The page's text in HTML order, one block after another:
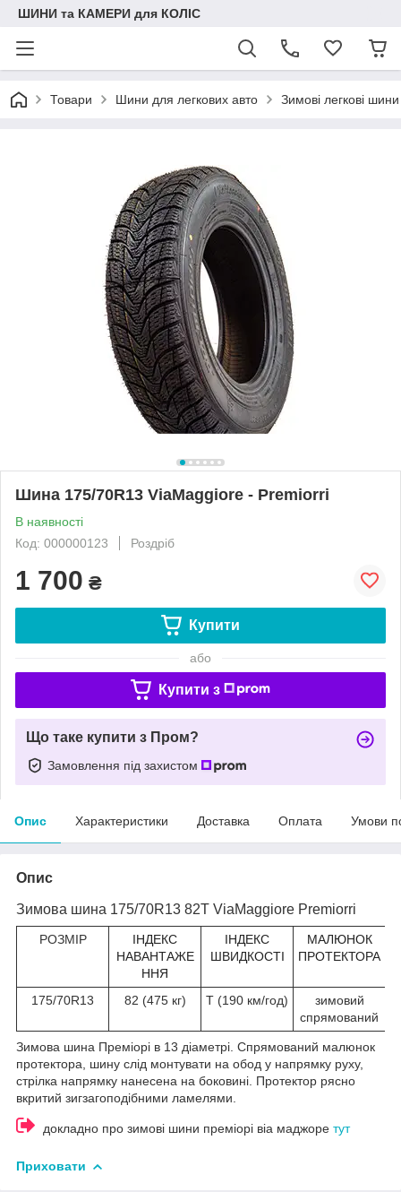
ШИНИ та КАМЕРИ для КОЛІС
Товари Шини для легкових авто Зимові легкові шини
Шина 175/70R13 ViaMaggiore - Premiorri
В наявності
Код: 000000123
Роздріб
1 700 ₴
Купити
або
Купити з
Що таке купити з Пром?
Замовлення під захистом
Опис Характеристики Доставка Оплата Умови
Опис
Зимова шина 175/70R13 82T ViaMaggiore Premiorri
РОЗМІР
ІНДЕКС
НАВАНТАЖЕ
ННЯ
ІНДЕКС
ШВИДКОСТІ
МАЛЮНОК
ПРОТЕКТОРА
175/70R13 82 (475 кг) T (190 км/год)
зимовий
спрямований
Зимова шина Преміорі в 13 діаметрі. Спрямований малюнок
протектора, шину слід монтувати на обод у напрямку руху,
стрілка напрямку нанесена на боковині. Протектор рясно
вкритий зигзагоподібними ламелями.
докладно про зимові шини преміорі віа маджоре тут
Приховати